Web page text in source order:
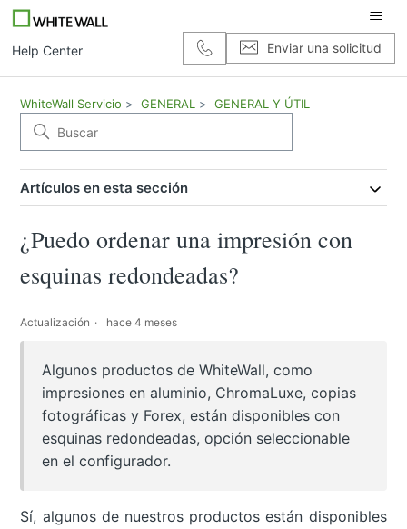
Help Center Enviar una solicitud
WhiteWall Servicio GENERAL GENERAL Y ÚTIL
Artículos en esta sección
¿Puedo ordenar una impresión con
esquinas redondeadas?
Actualización hace 4 meses
Algunos productos de WhiteWall, como
impresiones en aluminio, ChromaLuxe, copias
fotográficas y Forex, están disponibles con
esquinas redondeadas, opción seleccionable
en el configurador.
Sí, algunos de nuestros productos están disponibles